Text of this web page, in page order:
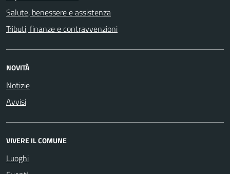
Salute, benessere e assistenza
Tributi, finanze e contravvenzioni
NOVITÀ
Notizie
Avvisi
VIVERE IL COMUNE
Luoghi